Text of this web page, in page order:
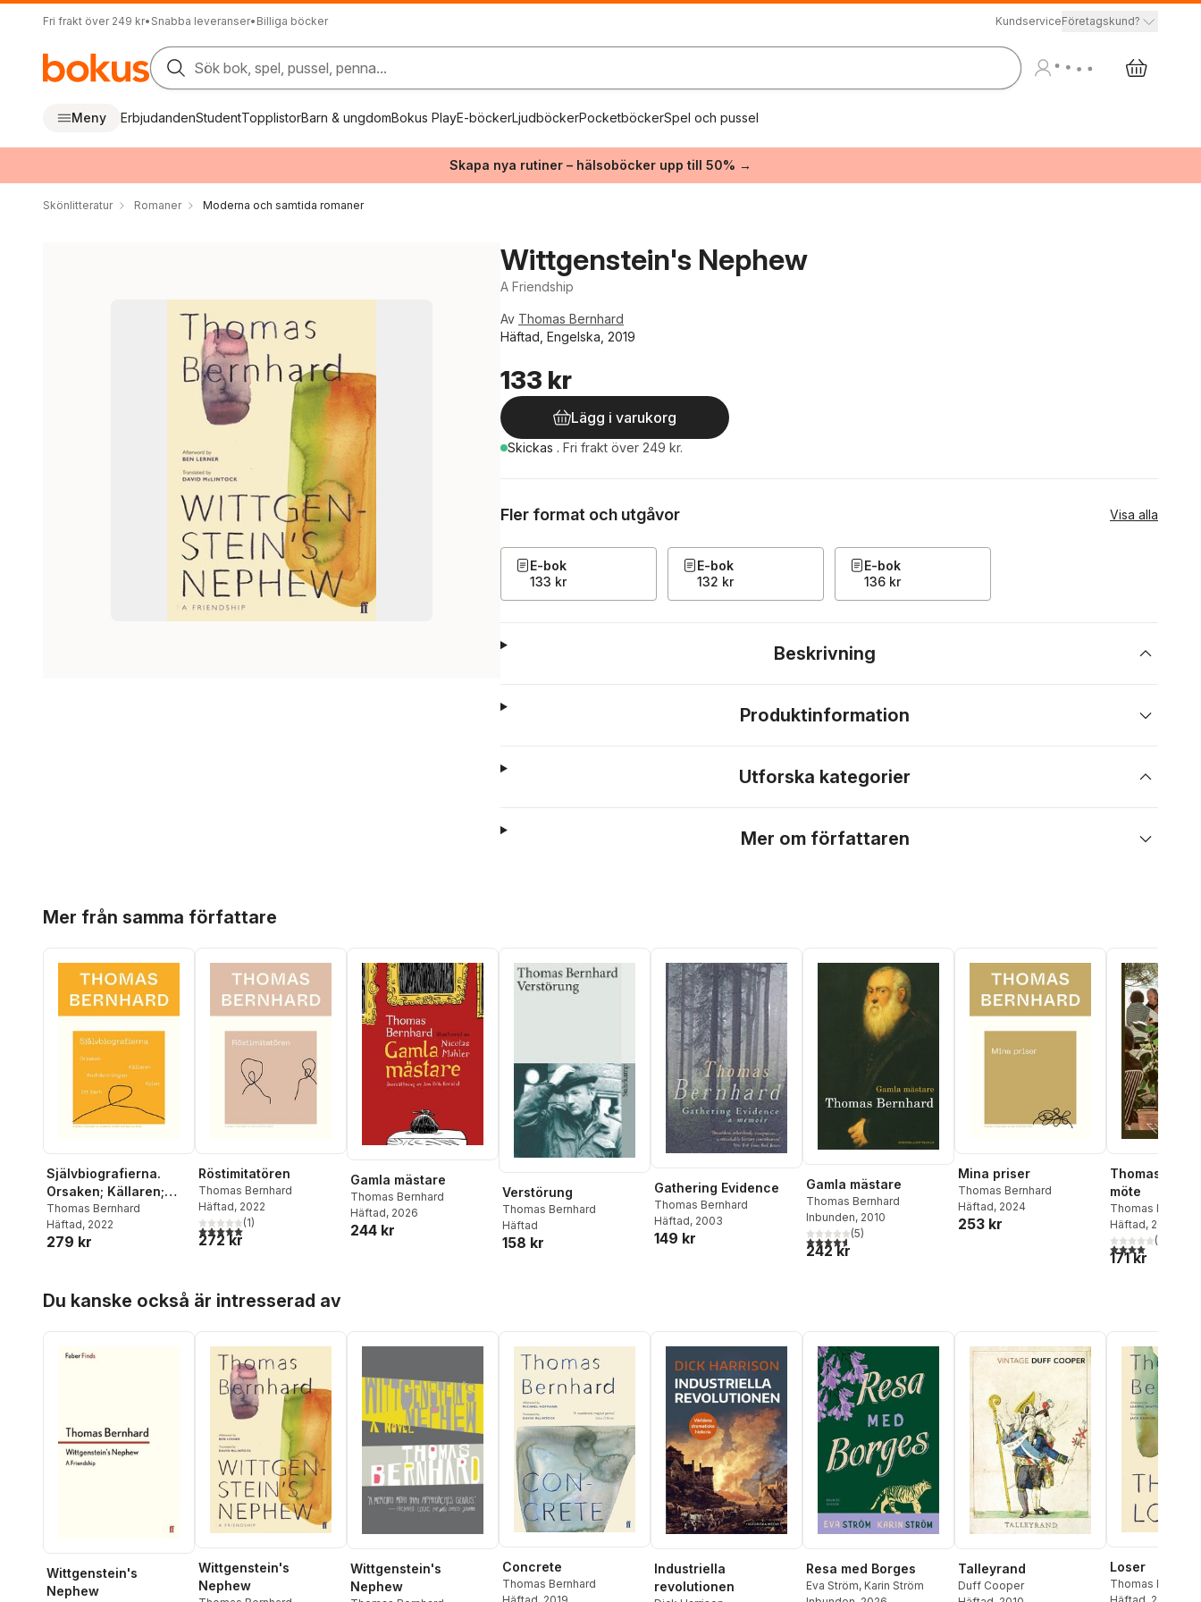
Fri frakt över 249 kr• Snabba leveranser• Billiga böcker KundserviceFöretagskund?
Sök bok, spel, pussel, penna...
Meny ErbjudandenStudentTopplistorBarn & ungdomBokus PlayE-böckerLjudböckerPocketböckerSpel och pussel
Skapa nya rutiner – hälsoböcker upp till 50% →
Skönlitteratur Romaner Moderna och samtida romaner
Wittgenstein's Nephew
A Friendship
Av Thomas Bernhard
Häftad, Engelska, 2019
133 kr
Lägg i varukorg
Skickas . Fri frakt över 249 kr.
Fler format och utgåvor Visa alla
E-bok
133 kr
E-bok
132 kr
E-bok
136 kr
Beskrivning
Produktinformation
Utforska kategorier
Mer om författaren
Mer från samma författare
Självbiografierna.
Orsaken; Källaren;
Andhämtningen; Kylan;
Ett barn
Thomas Bernhard
Häftad, 2022
279 kr
Röstimitatören
Thomas Bernhard
Häftad, 2022
5,0utav 5 stjärnor. Totalt antal röster:
(1)
272 kr
Gamla mästare
Thomas Bernhard
Häftad, 2026
244 kr
Verstörung
Thomas Bernhard
Häftad
158 kr
Gathering Evidence
Thomas Bernhard
Häftad, 2003
149 kr
Gamla mästare
Thomas Bernhard
Inbunden, 2010
4,6utav 5 stjärnor. Totalt antal röster:
(5)
242 kr
Mina priser
Thomas Bernhard
Häftad, 2024
253 kr
Thomas
möte
Thomas
Häftad, 2023
4,0utav 5(
171 kr
Du kanske också är intresserad av
Wittgenstein's
Nephew
Wittgenstein's
Nephew
Wittgenstein's
Nephew
Concrete
Thomas Bernhard
Industriella
revolutionen
Resa med Borges
Eva Ström, Karin Ström
Talleyrand
Duff Cooper
Loser
Thomas